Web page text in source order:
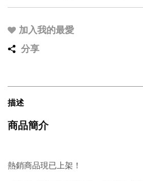
加入我的最愛
分享
描述
商品簡介
熱銷商品現已上架！